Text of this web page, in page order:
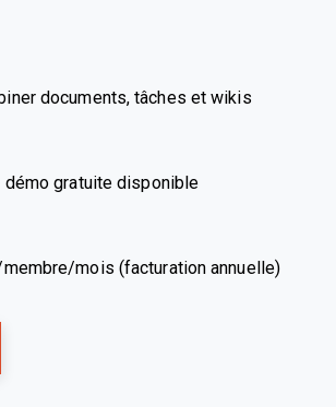
documents, tâches et wikis
gratuite disponible
mois (facturation annuelle)